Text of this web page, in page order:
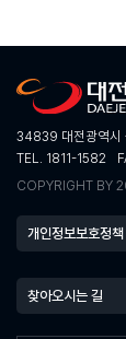
34839 대전광역시
TEL. 1811-1582
COPYRIGHT BY
개인정보보호정책
찾아오시는 길